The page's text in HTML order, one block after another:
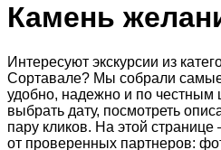
Камень
Интересуют экскурсии из
Сортавале? Мы собрали
удобно, надежно и по честным
выбрать дату, посмотреть
пару кликов. На этой
от проверенных партнеров: